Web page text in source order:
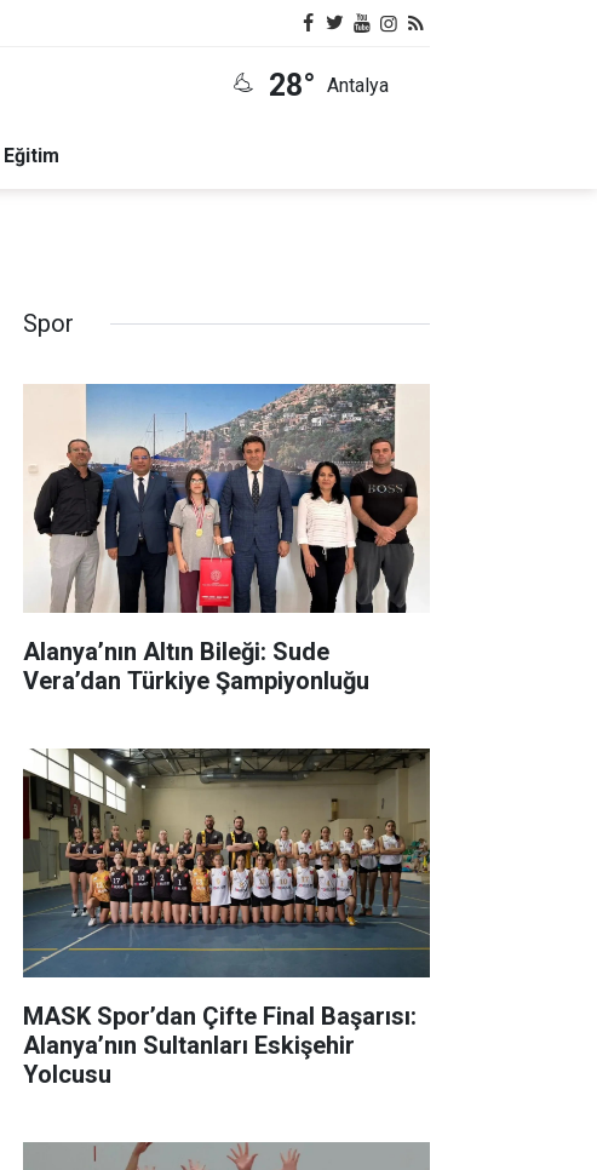
28° Antalya
Eğitim
Spor
Alanya’nın Altın Bileği: Sude
Vera’dan Türkiye Şampiyonluğu
MASK Spor’dan Çifte Final Başarısı:
Alanya’nın Sultanları Eskişehir
Yolcusu